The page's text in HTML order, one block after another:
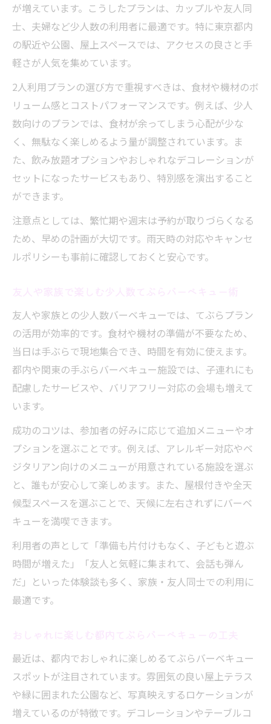
が増えています。こうしたプランは、カップルや友人同
士、夫婦など少人数の利用者に最適です。特に東京都内
の駅近や公園、屋上スペースでは、アクセスの良さと手
軽さが人気を集めています。
2人利用プランの選び方で重視すべきは、食材や機材のボ
リューム感とコストパフォーマンスです。例えば、少人
数向けのプランでは、食材が余ってしまう心配が少な
く、無駄なく楽しめるよう量が調整されています。ま
た、飲み放題オプションやおしゃれなデコレーションが
セットになったサービスもあり、特別感を演出すること
ができます。
注意点としては、繁忙期や週末は予約が取りづらくなる
ため、早めの計画が大切です。雨天時の対応やキャンセ
ルポリシーも事前に確認しておくと安心です。
友人や家族との少人数バーベキューでは、てぶらプラン
の活用が効率的です。食材や機材の準備が不要なため、
当日は手ぶらで現地集合でき、時間を有効に使えます。
都内や関東の手ぶらバーベキュー施設では、子連れにも
配慮したサービスや、バリアフリー対応の会場も増えて
います。
成功のコツは、参加者の好みに応じて追加メニューやオ
プションを選ぶことです。例えば、アレルギー対応やベ
ジタリアン向けのメニューが用意されている施設を選ぶ
と、誰もが安心して楽しめます。また、屋根付きや全天
候型スペースを選ぶことで、天候に左右されずにバーベ
キューを満喫できます。
利用者の声として「準備も片付けもなく、子どもと遊ぶ
時間が増えた」「友人と気軽に集まれて、会話も弾ん
だ」といった体験談も多く、家族・友人同士での利用に
最適です。
最近は、都内でおしゃれに楽しめるてぶらバーベキュー
スポットが注目されています。雰囲気の良い屋上テラス
や緑に囲まれた公園など、写真映えするロケーションが
増えているのが特徴です。デコレーションやテーブルコ